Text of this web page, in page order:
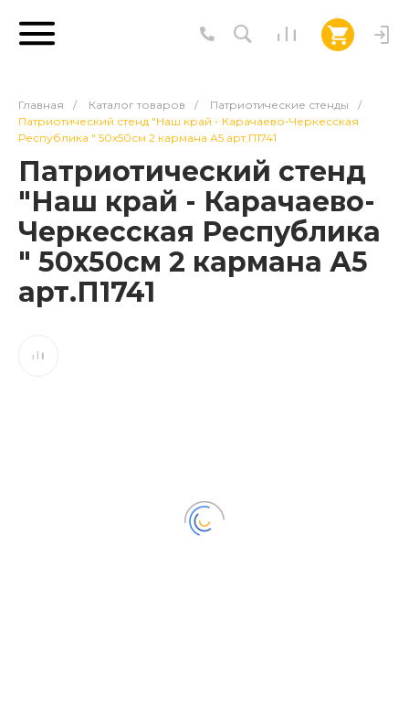
Главная / Каталог товаров / Патриотические стенды
/
Патриотический стенд "Наш край - Карачаево-Черкесская
Республика " 50х50см 2 кармана А5 арт.П1741
Патриотический стенд
"Наш край - Карачаево-
Черкесская Республика
" 50х50см 2 кармана А5
арт.П1741